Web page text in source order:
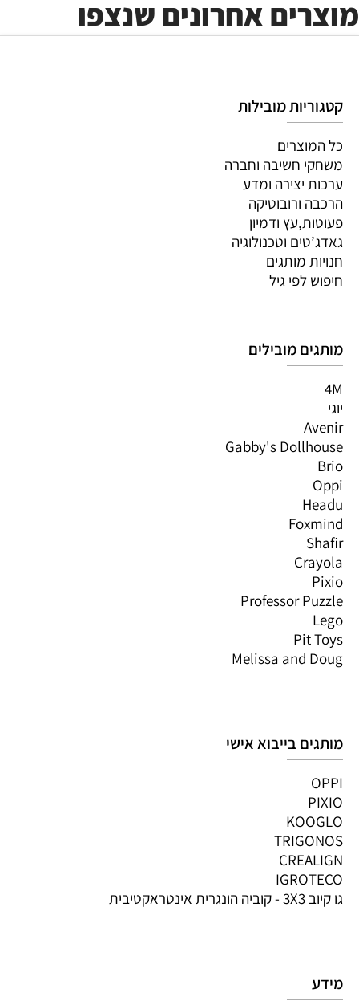
מוצרים אחרונים שנצפו
קטגוריות מובילות
כל המוצרים
משחקי חשיבה וחברה
ערכות יצירה ומדע
הרכבה ורובוטיקה
פעוטות,עץ ודמיון
גאדג’טים וטכנולוגיה
חנויות מותגים
חיפוש לפי גיל
מותגים מובילים
4M
יוגי
Avenir
Gabby's Dollhouse
Brio
Oppi
Headu
Foxmind
Shafir
Crayola
Pixio
Professor Puzzle
Lego
Pit Toys
Melissa and Doug
מותגים בייבוא אישי
OPPI
PIXIO
KOOGLO
TRIGONOS
CREALIGN
IGROTECO
גו קיוב 3X3 - קוביה הונגרית אינטראקטיבית
מידע